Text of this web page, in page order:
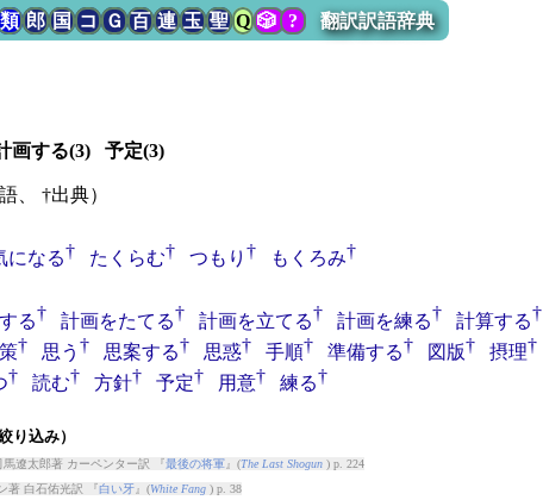
類 郎 国 コ Ｇ 百 連 玉 聖 Q 🎲? 翻訳訳語辞典
画する(3) 予定(3)
、 †出典）
になる† たくらむ† つもり † もくろみ†
る† 計画をたてる† 計画を立てる† 計画を練る† 計算する†
策† 思う † 思案する† 思惑† 手順† 準備する† 図版† 摂理†
† 読む† 方針† 予定† 用意† 練る†
り込み）
馬遼太郎著 カーペンター訳 『最後の将軍』(The Last Shogun) p. 224
著 白石佑光訳 『白い牙』(White Fang) p. 38